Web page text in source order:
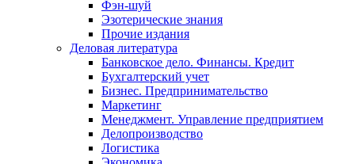
Фэн-шуй
Эзотерические знания
Прочие издания
Деловая литература
Банковское дело. Финансы. Кредит
Бухгалтерский учет
Бизнес. Предпринимательство
Маркетинг
Менеджмент. Управление предприятием
Делопроизводство
Логистика